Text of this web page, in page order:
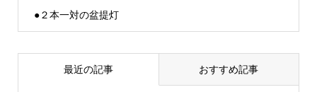
●２本一対の盆提灯
最近の記事 おすすめ記事